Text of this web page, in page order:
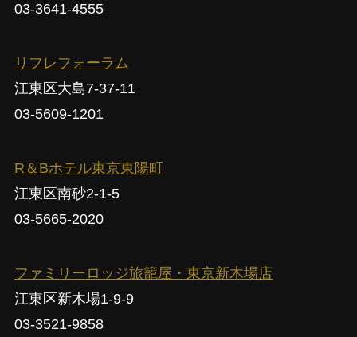
03-3641-4555
リフレフォーラム
江東区大島7-37-11
03-5609-1201
R＆Bホテル東京東陽町
江東区南砂2-1-5
03-5665-2020
ファミリーロッジ旅籠屋・東京新木場店
江東区新木場1-9-9
03-3521-9858